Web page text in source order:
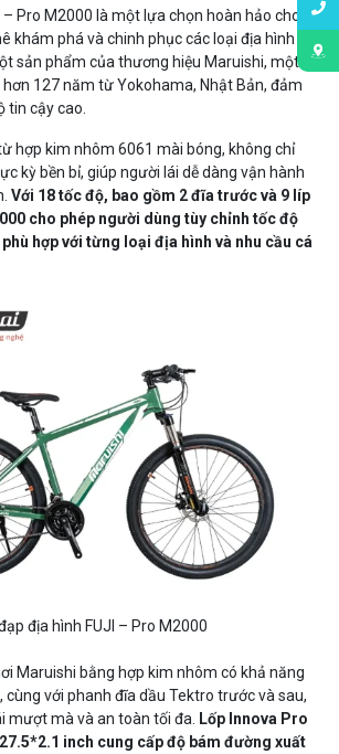
– Pro M2000 là một lựa chọn hoàn hảo cho
khám phá và chinh phục các loại địa hình
sản phẩm của thương hiệu Maruishi, một cái
127 năm từ Yokohama, Nhật Bản, đảm
tin cậy cao.
hợp kim nhôm 6061 mài bóng, không chỉ
kỳ bền bỉ, giúp người lái dễ dàng vận hành
Với 18 tốc độ, bao gồm 2 đĩa trước và 9 líp
cho phép người dùng tùy chỉnh tốc độ
hợp với từng loại địa hình và nhu cầu cá
địa hình FUJI – Pro M2000
Maruishi bằng hợp kim nhôm có khả năng
cùng với phanh đĩa dầu Tektro trước và sau,
mượt mà và an toàn tối đa.
Lốp Innova Pro
inch cung cấp độ bám đường xuất